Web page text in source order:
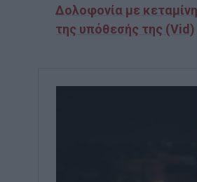
Δολοφονία με κεταμίνη: Η ταινία- έκπληξη του Netflix που σκαρφάλωσε στην κορυφή λόγω
της υπόθεσής της (Vid)